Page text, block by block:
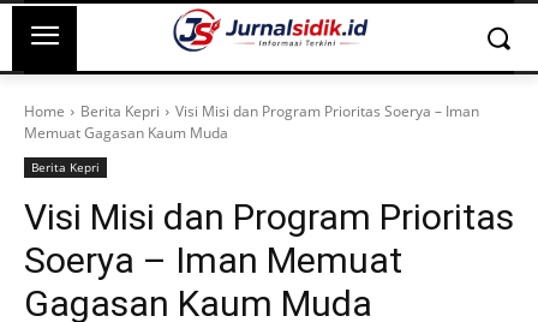
Home Berita Kepri
Visi Misi dan Program Prioritas Soerya – Iman
Memuat Gagasan Kaum Muda
Berita Kepri
Visi Misi dan Program Prioritas
Soerya – Iman Memuat
Gagasan Kaum Muda